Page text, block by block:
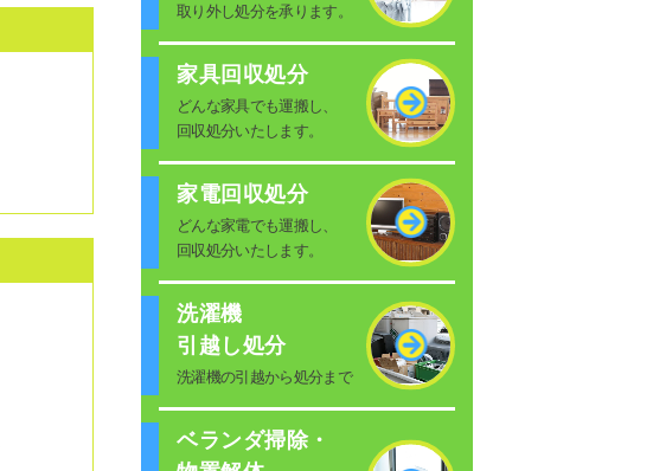
取り外し処分を承ります。
家具回収処分
どんな家具でも運搬し、
回収処分いたします。
家電回収処分
どんな家電でも運搬し、
回収処分いたします。
洗濯機
引越し処分
洗濯機の引越から処分まで
ベランダ掃除・